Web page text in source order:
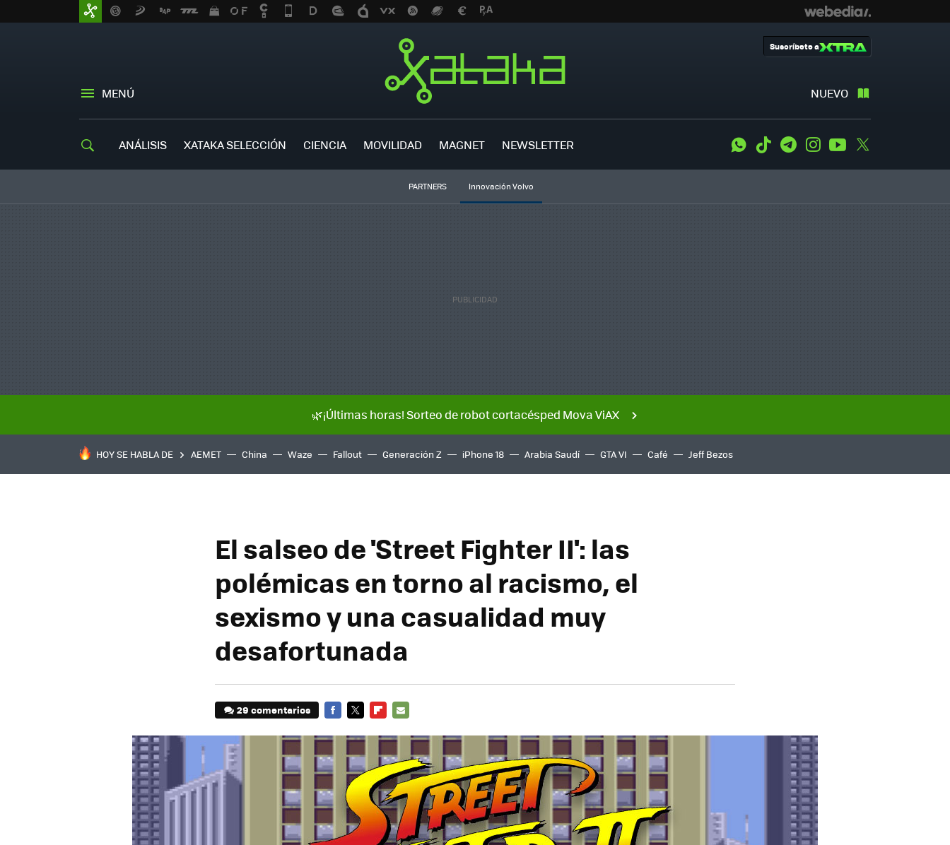
MENÚ NUEVO
Suscríbete a
ANÁLISIS XATAKA SELECCIÓN CIENCIA MOVILIDAD MAGNET NEWSLETTER WhatsApp
Tiktok TelegramInstagramYoutube
PARTNERS Innovación Volvo
🌿¡Últimas horas! Sorteo de robot cortacésped Mova ViAX
HOY SE HABLA DE AEMET China Waze Fallout Generación Z iPhone 18 Arabia Saudí GTA VI Café Jeff Bezos
El salseo de 'Street Fighter II': las
polémicas en torno al racismo, el
sexismo y una casualidad muy
desafortunada
29 comentarios
MAIL